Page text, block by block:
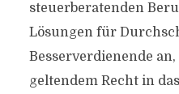
steuerberatenden
Lösungen für
Besserverdienende
geltendem Recht in